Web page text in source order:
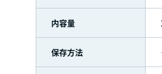
内容量
保存方法